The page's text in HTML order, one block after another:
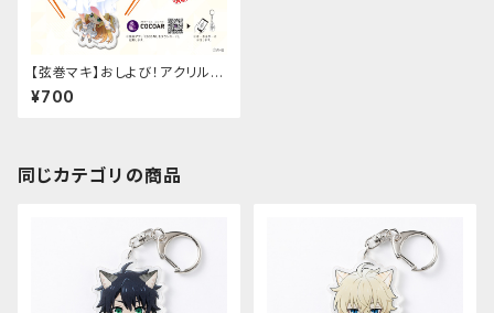
【弦巻マキ】おしよび！アクリルキ
ーホルダー 第2弾（maki2）
¥700
同じカテゴリの商品